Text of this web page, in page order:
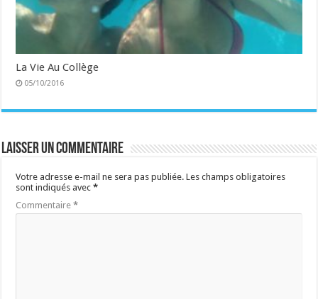
La Vie Au Collège
05/10/2016
Laisser un commentaire
Votre adresse e-mail ne sera pas publiée. Les champs obligatoires
sont indiqués avec*
Commentaire*